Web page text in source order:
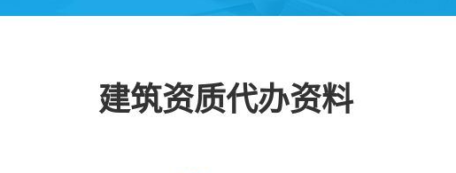
建筑资质代办资料